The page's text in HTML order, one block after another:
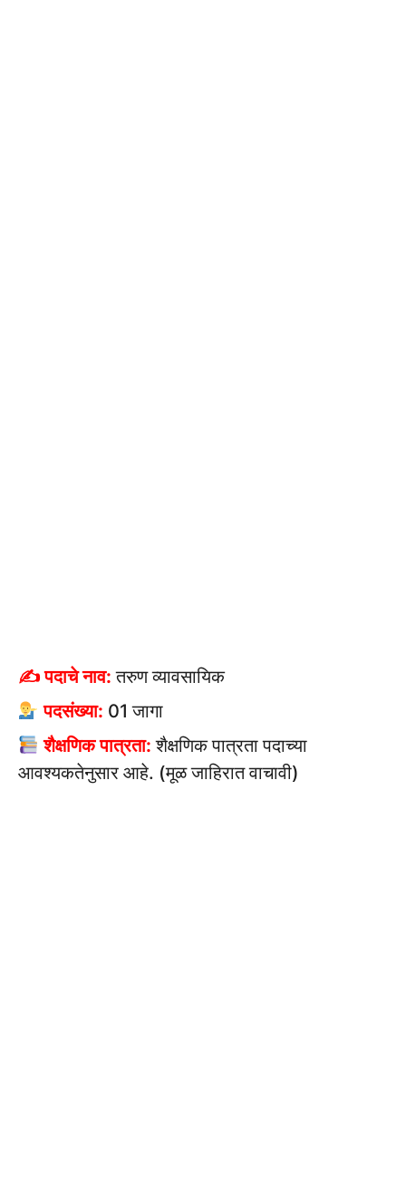
✍ पदाचे नाव: तरुण व्यावसायिक
पदसंख्या: 01 जागा
शैक्षणिक पात्रता: शैक्षणिक पात्रता पदाच्या
आवश्यकतेनुसार आहे. (मूळ जाहिरात वाचावी)